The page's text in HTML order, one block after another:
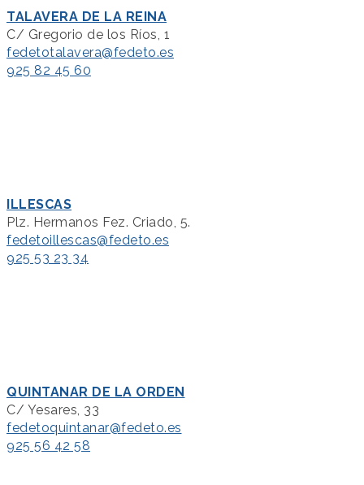
TALAVERA DE LA REINA
C/ Gregorio de los Ríos, 1
fedetotalavera@fedeto.es
925 82 45 60
ILLESCAS
Plz. Hermanos Fez. Criado, 5.
fedetoillescas@fedeto.es
925 53 23 34
QUINTANAR DE LA ORDEN
C/ Yesares, 33
fedetoquintanar@fedeto.es
925 56 42 58